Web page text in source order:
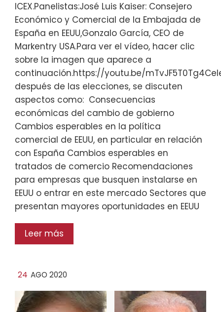
ICEX.Panelistas:José Luis Kaiser: Consejero
Económico y Comercial de la Embajada de
España en EEUU,Gonzalo García, CEO de
Markentry USA.Para ver el vídeo, hacer clic
sobre la imagen que aparece a
continuación.https://youtu.be/
después de las elecciones, se discuten
aspectos como: Consecuencias
económicas del cambio de gobierno
Cambios esperables en la política
comercial de EEUU, en particular en relación
con España Cambios esperables en
tratados de comercio Recomendaciones
para empresas que busquen instalarse en
EEUU o entrar en este mercado Sectores que
presentan mayores oportunidades en EEUU
Leer más
24 AGO 2020